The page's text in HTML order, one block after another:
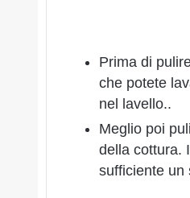
Prima di
che potete
nel lavello..
Meglio poi
della cottura.
sufficiente un